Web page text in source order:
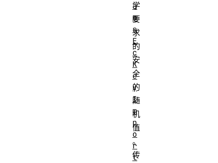
学
要
求
的
安
全
的
随
机
值
。
传
a
m
s
E
c
K
e
y
I
m
p
o
r
t